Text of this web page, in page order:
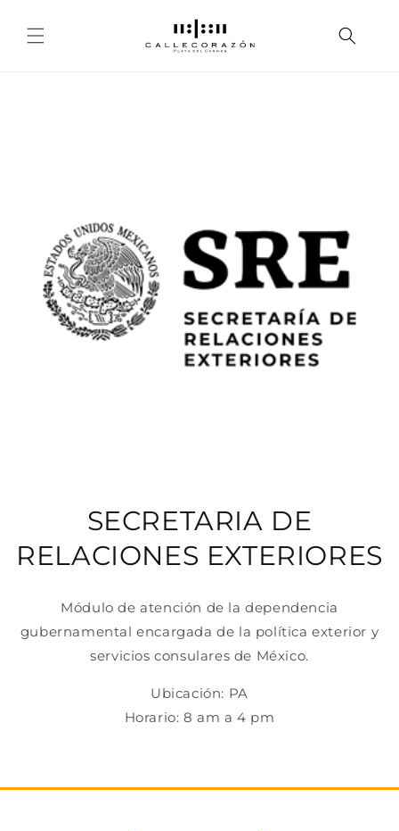
content
SECRETARIA DE
RELACIONES EXTERIORES
Módulo de atención de la dependencia
gubernamental encargada de la política exterior y
servicios consulares de México.
Ubicación: PA
Horario: 8 am a 4 pm